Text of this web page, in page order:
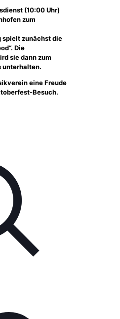
(10:00 Uhr)
zum
zunächst die
Die
sie dann zum
unterhalten.
eine Freude
Besuch.